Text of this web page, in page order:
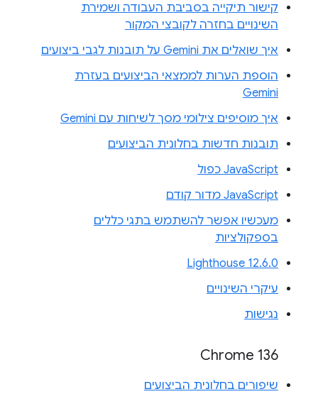
קישור תיקייה בסביבת העבודה ושמירת
השינויים בחזרה לקובצי המקור
איך שואלים את Gemini על תובנות לגבי ביצועים
הוספת הערות לממצאי הביצועים בעזרת
Gemini
איך מוסיפים צילומי מסך לשיחות עם Gemini
תובנות חדשות בחלונית הביצועים
JavaScript כפול
JavaScript מדור קודם
מעכשיו אפשר להשתמש בתגי כללים
בספקולציות
Lighthouse 12.6.0
עיקרי השינויים
נגישות
Chrome 136
שיפורים בחלונית הביצועים